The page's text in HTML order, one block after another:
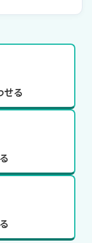
せる